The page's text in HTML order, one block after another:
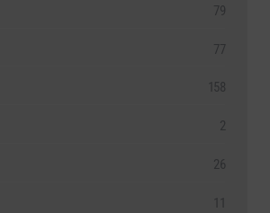
79
77
158
2
26
11